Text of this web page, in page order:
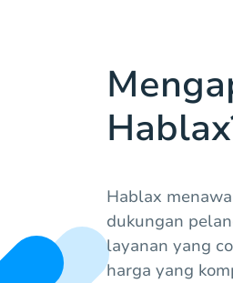
Hablax
dukungan
layanan yang
harga yang